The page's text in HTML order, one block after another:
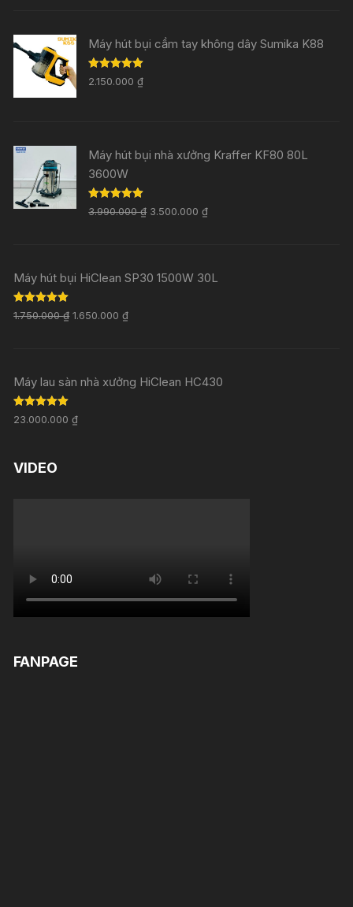
Máy hút bụi cầm tay không dây Sumika K88
Rated5.00
out of 5
2.150.000₫
Máy hút bụi nhà xưởng Kraffer KF80 80L
3600W
Rated 5.00
out of 5
3.990.000₫ 3.500.000₫
Máy hút bụi HiClean SP30 1500W 30L
Rated 5.00
out of 5
1.750.000₫ 1.650.000₫
Máy lau sàn nhà xưởng HiClean HC430
Rated5.00
out of 5
23.000.000₫
VIDEO
FANPAGE